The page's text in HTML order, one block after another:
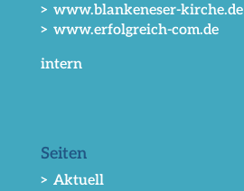
> www.blankeneser-kirche.de
> www.erfolgreich-com.de
intern
Seiten
> Aktuell